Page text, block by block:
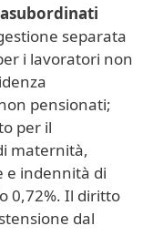
separata
i lavoratori non
pensionati;
per il
maternità,
e indennità di
0,72%. Il diritto
dal